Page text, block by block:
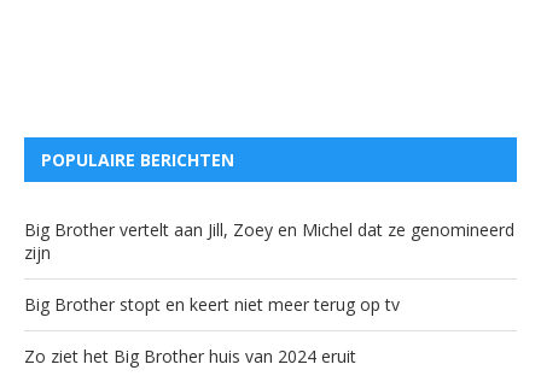
POPULAIRE BERICHTEN
Big Brother vertelt aan Jill, Zoey en Michel dat ze genomineerd
zijn
Big Brother stopt en keert niet meer terug op tv
Zo ziet het Big Brother huis van 2024 eruit